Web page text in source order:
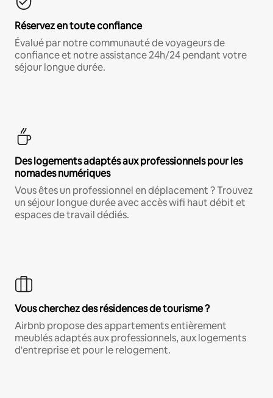
Réservez en toute confiance
Évalué par notre communauté de voyageurs de
confiance et notre assistance 24h/24 pendant votre
séjour longue durée.
Des logements adaptés aux professionnels pour les
nomades numériques
Vous êtes un professionnel en déplacement ? Trouvez
un séjour longue durée avec accès wifi haut débit et
espaces de travail dédiés.
Vous cherchez des résidences de tourisme ?
Airbnb propose des appartements entièrement
meublés adaptés aux professionnels, aux logements
d'entreprise et pour le relogement.